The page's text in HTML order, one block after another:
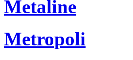
Metaline
Metropoli